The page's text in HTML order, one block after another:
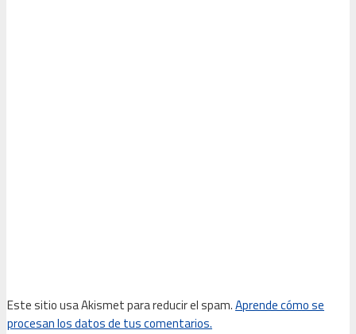
Este sitio usa Akismet para reducir el spam.Aprende cómo se
procesan los datos de tus comentarios.